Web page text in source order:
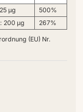
µg
500%
200 µg 267%
(EU) Nr.